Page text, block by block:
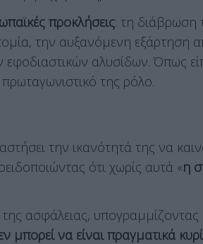
προκλήσεις: τη διάβρωση
την αυξανόμενη εξάρτηση
αλυσίδων. Όπως
της ρόλο.
την ικανότητά της να
ότι χωρίς αυτά «η
ασφάλειας, υπογραμμίζοντας
μπορεί να είναι πραγματικά